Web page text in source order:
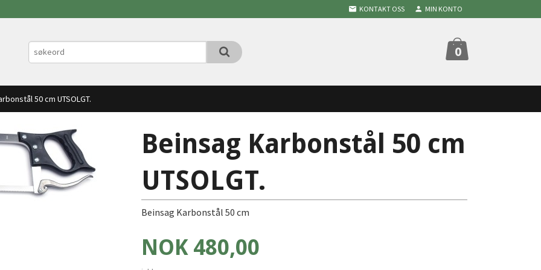
KONTAKT OSS MIN KONTO
0
50 cm UTSOLGT.
Beinsag Karbonstål 50 cm
UTSOLGT.
Beinsag Karbonstål 50 cm
Pris
NOK 480,00